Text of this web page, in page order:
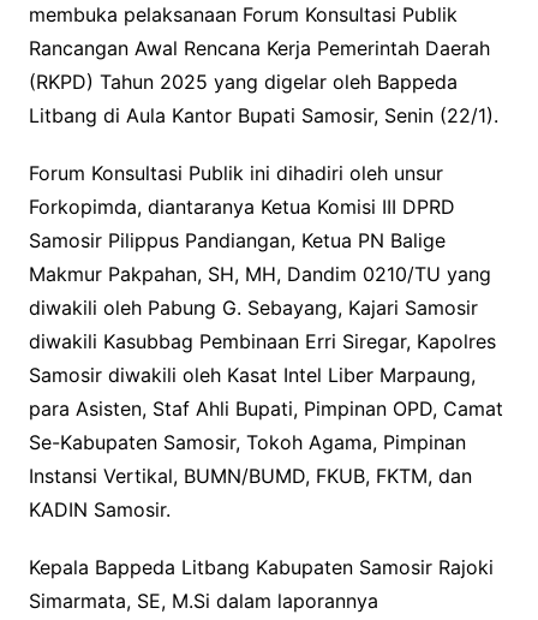
b
o
o
k
t
e
r
s
A
p
p
membuka pelaksanaan Forum Konsultasi Publik
Rancangan Awal Rencana Kerja Pemerintah Daerah
(RKPD) Tahun 2025 yang digelar oleh Bappeda
Litbang di Aula Kantor Bupati Samosir, Senin (22/1).
Forum Konsultasi Publik ini dihadiri oleh unsur
Forkopimda, diantaranya Ketua Komisi III DPRD
Samosir Pilippus Pandiangan, Ketua PN Balige
Makmur Pakpahan, SH, MH, Dandim 0210/TU yang
diwakili oleh Pabung G. Sebayang, Kajari Samosir
diwakili Kasubbag Pembinaan Erri Siregar, Kapolres
Samosir diwakili oleh Kasat Intel Liber Marpaung,
para Asisten, Staf Ahli Bupati, Pimpinan OPD, Camat
Se-Kabupaten Samosir, Tokoh Agama, Pimpinan
Instansi Vertikal, BUMN/BUMD, FKUB, FKTM, dan
KADIN Samosir.
Kepala Bappeda Litbang Kabupaten Samosir Rajoki
Simarmata, SE, M.Si dalam laporannya